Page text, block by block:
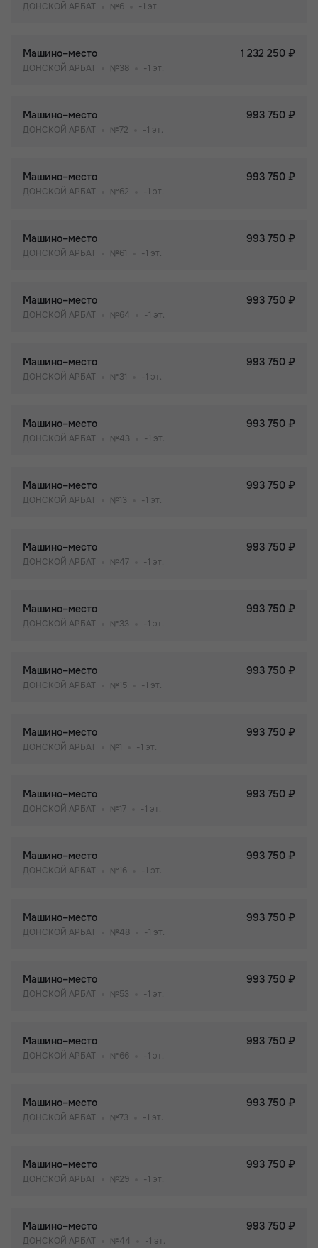
ДОНСКОЙ АРБАТ №6 -1 эт.
Машино–место 1 232 250 ₽
ДОНСКОЙ АРБАТ №38 -1 эт.
Машино–место 993 750 ₽
ДОНСКОЙ АРБАТ №72 -1 эт.
Машино–место 993 750 ₽
ДОНСКОЙ АРБАТ №62 -1 эт.
Машино–место 993 750 ₽
ДОНСКОЙ АРБАТ №61 -1 эт.
Машино–место 993 750 ₽
ДОНСКОЙ АРБАТ №64 -1 эт.
Машино–место 993 750 ₽
ДОНСКОЙ АРБАТ №31 -1 эт.
Машино–место 993 750 ₽
ДОНСКОЙ АРБАТ №43 -1 эт.
Машино–место 993 750 ₽
ДОНСКОЙ АРБАТ №13 -1 эт.
Машино–место 993 750 ₽
ДОНСКОЙ АРБАТ №47 -1 эт.
Машино–место 993 750 ₽
ДОНСКОЙ АРБАТ №33 -1 эт.
Машино–место 993 750 ₽
ДОНСКОЙ АРБАТ №15 -1 эт.
Машино–место 993 750 ₽
ДОНСКОЙ АРБАТ №1 -1 эт.
Машино–место 993 750 ₽
ДОНСКОЙ АРБАТ №17 -1 эт.
Машино–место 993 750 ₽
ДОНСКОЙ АРБАТ №16 -1 эт.
Машино–место 993 750 ₽
ДОНСКОЙ АРБАТ №48 -1 эт.
Машино–место 993 750 ₽
ДОНСКОЙ АРБАТ №53 -1 эт.
Машино–место 993 750 ₽
ДОНСКОЙ АРБАТ №66 -1 эт.
Машино–место 993 750 ₽
ДОНСКОЙ АРБАТ №73 -1 эт.
Машино–место 993 750 ₽
ДОНСКОЙ АРБАТ №29 -1 эт.
Машино–место 993 750 ₽
ДОНСКОЙ АРБАТ №44 -1 эт.